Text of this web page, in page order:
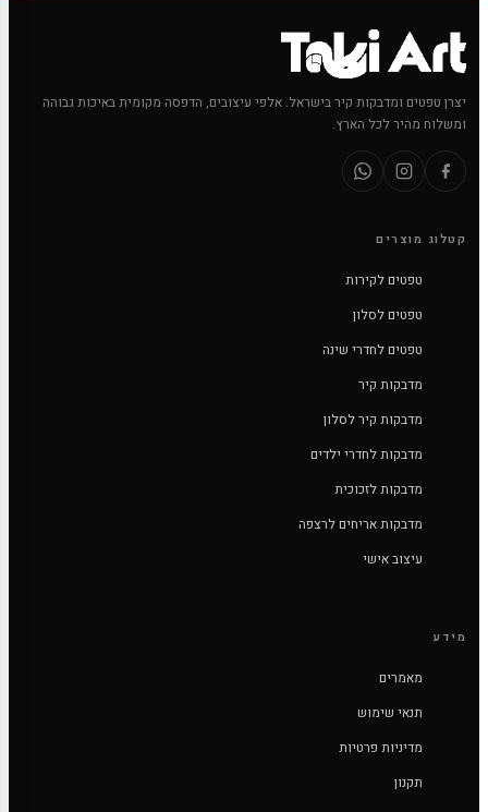
יצרן טפטים ומדבקות קיר בישראל. אלפי עיצובים, הדפסה מקומית באיכות גבוהה
ומשלוח מהיר לכל הארץ.
קטלוג מוצרים
טפטים לקירות
טפטים לסלון
טפטים לחדרי שינה
מדבקות קיר
מדבקות קיר לסלון
מדבקות לחדרי ילדים
מדבקות לזכוכית
מדבקות אריחים לרצפה
עיצוב אישי
מידע
מאמרים
תנאי שימוש
מדיניות פרטיות
תקנון